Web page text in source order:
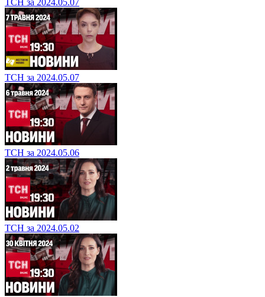
ТСН за 2024.05.07
ТСН за 2024.05.06
ТСН за 2024.05.02